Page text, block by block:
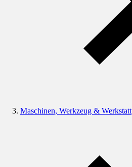
Maschinen, Werkzeug & Werkstatt